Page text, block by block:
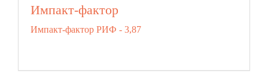
Импакт-фактор
Импакт-фактор РИФ - 3,87